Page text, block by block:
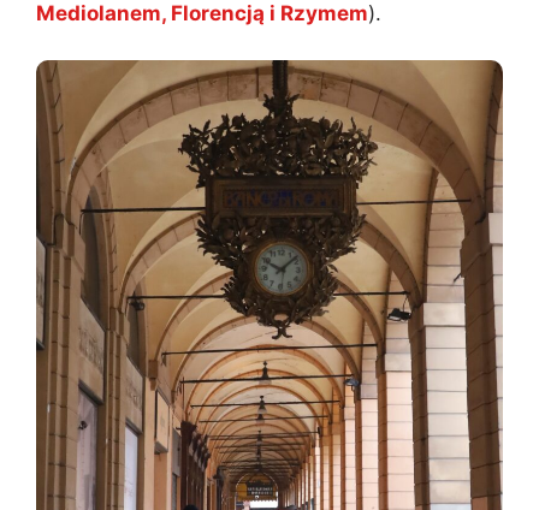
Mediolanem, Florencją i Rzymem).